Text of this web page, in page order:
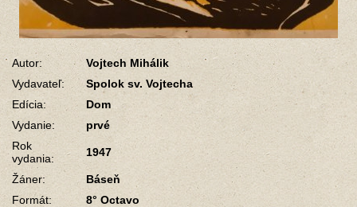
Autor:
Vojtech Mihálik
Vydavateľ:
Spolok sv. Vojtecha
Edícia:
Dom
Vydanie:
prvé
Rok
vydania:
1947
Žáner:
Báseň
Formát:
8° Octavo